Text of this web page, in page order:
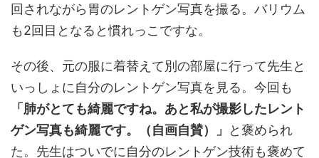
回されながら胃のレントゲン写真を撮る。バリウム
も2回目となると慣れっこですな。
その後、元の服に着替えて別の部屋に行って先生と
いっしょに自分のレントゲン写真を見る。今回も
「肺がとても綺麗ですね。あと私が撮影したレント
ゲン写真も綺麗です。（自画自賛）」
と褒められ
た。先生はついでに自分のレントゲン技術も褒めて